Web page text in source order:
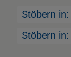
Stöbern
Stöbern